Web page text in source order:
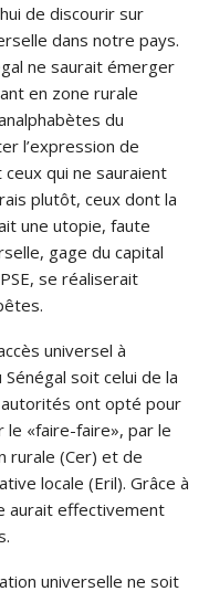
de discourir sur
dans notre pays.
ne saurait émerger
en zone rurale
du
l’expression de
qui ne sauraient
plutôt, ceux dont la
une utopie, faute
gage du capital
se réaliserait
universel à
soit celui de la
ont opté pour
«faire-faire», par le
rurale (Cer) et de
locale (Eril). Grâce à
aurait effectivement
universelle ne soit